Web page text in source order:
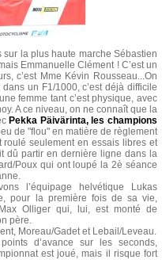
la plus haute marche Sébastien
Emmanuelle Clément ! C’est un
c’est Mme Kévin Rousseau...On
un F1/1000, c’est déjà difficile
femme tant c’est physique, avec
A ce niveau, on ne connaît que la
Pekka Päivärinta, les champions
de "flou" en matière de règlement
seulement en essais libres et
dû partir en dernière ligne dans la
Poux qui ont loupé la 2è séance
l’équipage helvétique Lukas
pour la première fois de sa vie,
Olliger qui, lui, est monté de
père.
Moreau/Gadet et Lebail/Leveau.
d’avance sur les seconds,
est joué, mais il risque fort